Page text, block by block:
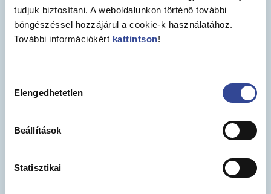
tudjuk biztosítani. A weboldalunkon történő további
böngészéssel hozzájárul a cookie-k használatához.
További információkért kattintson!
kiválasztása
Elengedhetetlen
Beállítások
Statisztikai